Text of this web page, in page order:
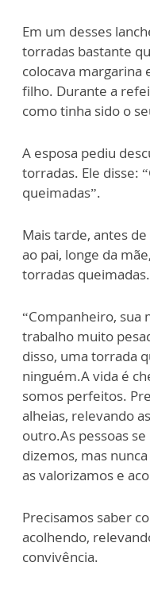
Em um desses
torradas bastante
colocava margarina
filho. Durante a
como tinha sido o
A esposa pediu
torradas. Ele disse:
queimadas”.
Mais tarde, antes
ao pai, longe da
torradas
“Companheiro, sua
trabalho muito
disso, uma torrada
ninguém.A vida é
somos perfeitos.
alheias, relevando
outro.As pessoas
dizemos, mas
as valorizamos e
Precisamos saber
acolhendo,
convivência.